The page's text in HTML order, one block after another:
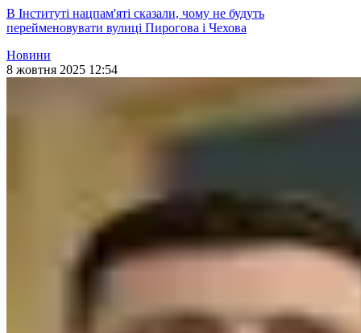
В Інституті нацпам'яті сказали, чому не будуть
перейменовувати вулиці Пирогова і Чехова
Новини
8 жовтня 2025 12:54